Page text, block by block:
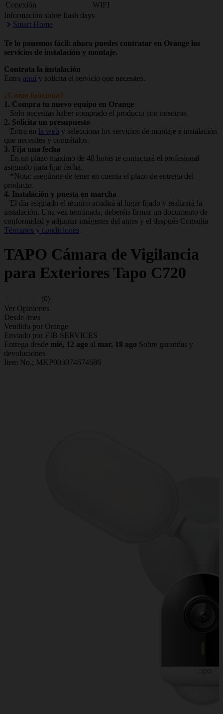
Conexión
WIFI
Información sobre flash days
Smart Home
Te lo ponemos fácil: ahora puedes contratar en Orange los
servicios de instalación y montaje.
Contrata la instalación
Entra aquí y solicita el servicio que necesites.
¿Cómo funciona?
1. Compra tu nuevo equipo en Orange
Solo necesitas haber comprado el producto con nosotros.
2. Solicita un presupuesto
Entra en la web y selecciona los servicios de montaje e instalación
que necesites y contrátalos.
3. Fija una fecha
En un plazo máximo de 48 horas te contactará el profesional
asignado para fijar fecha.
*Nota: asegúrate de tener en cuenta el plazo de entrega del
producto.
4. Instalación y puesta en marcha
El día asignado el técnico acudirá al lugar fijado y realizará la
instalación. Una vez terminada, deberéis firmar un documento de
conformidad y adjuntar imágenes del antes y el después Consulta
Términos y condiciones.
TAPO Cámara de Vigilancia
para Exteriores Tapo C720
(0)
Ver Opiniones
Desde /mes
Vendido por Orange
Enviado por EIB SERVICES
Entrega desde mié, 12 ago al mar, 18 ago Sobre garantías y
devoluciones
Item No.; MKP003074674686